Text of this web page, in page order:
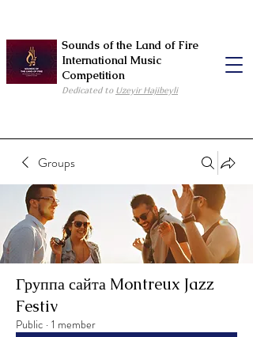
Sounds of the Land of Fire
International Music
Competition
Dedicated to Uzeyir Hajibeyli
Groups
Группа сайта Montreux Jazz
Festiv
Public · 1 member